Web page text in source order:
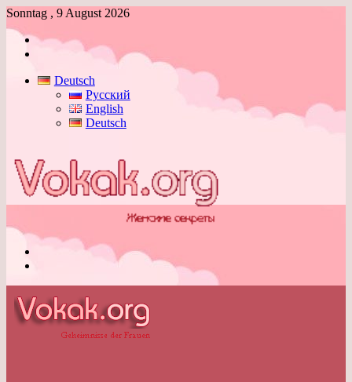
Sonntag , 9 August 2026
Anmelden
Deutsch
Русский
English
Deutsch